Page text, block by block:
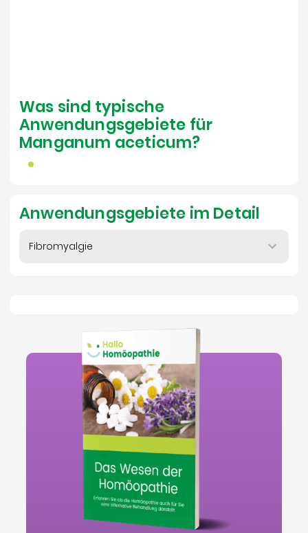
Was sind typische
Anwendungsgebiete für
Manganum aceticum?
Anwendungsgebiete im Detail
Fibromyalgie